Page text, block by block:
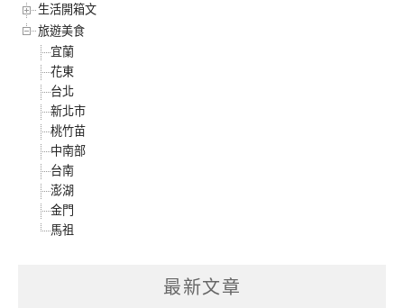
生活開箱文
旅遊美食
宜蘭
花東
台北
新北市
桃竹苗
中南部
台南
澎湖
金門
馬祖
最新文章